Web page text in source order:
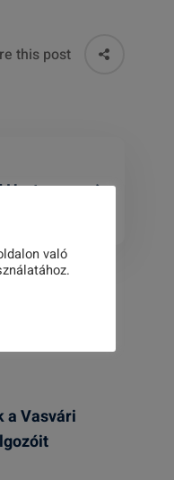
this post
Hartmann
a Vasvári
való